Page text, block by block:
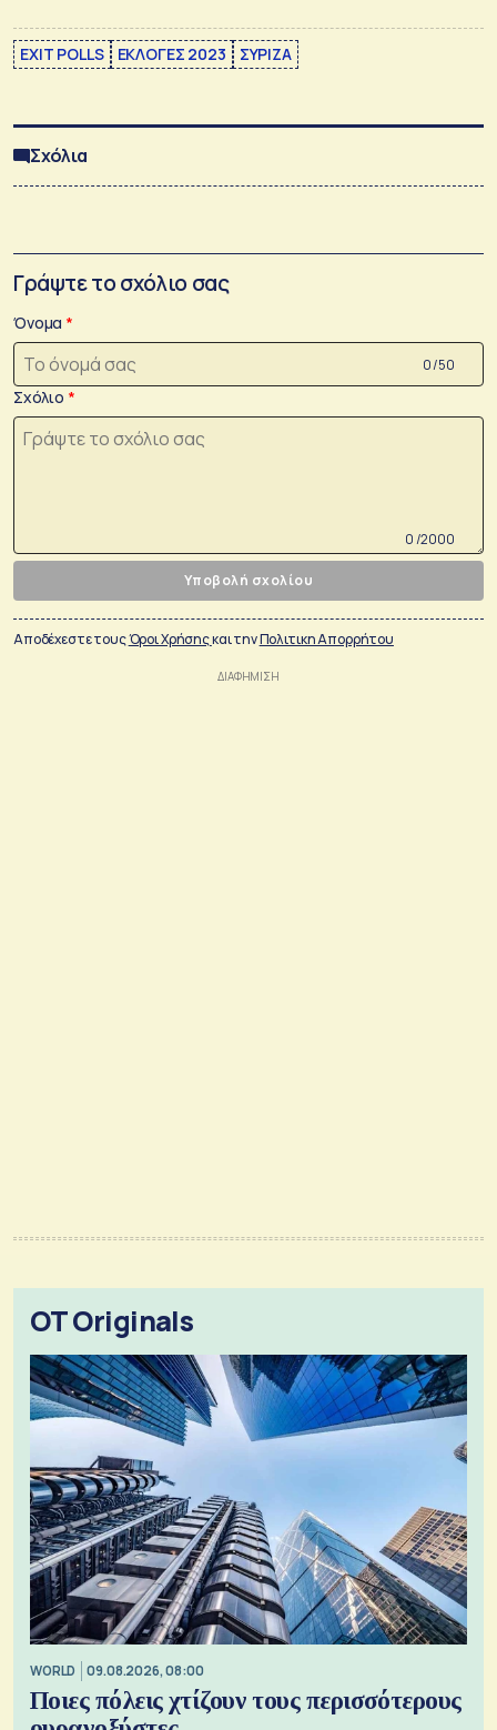
EXIT POLLS ΕΚΛΟΓΕΣ 2023 ΣΥΡΙΖΑ
Σχόλια
Γράψτε το σχόλιο σας
Όνομα
0 /50
Σχόλιο
0 /2000
Υποβολή σχολίου
Αποδέχεστε τουςΌροι Χρήσηςκαι τηνΠολιτικη Απορρήτου
OT Originals
WORLD 09.08.2026, 08:00
Ποιες πόλεις χτίζουν τους περισσότερους